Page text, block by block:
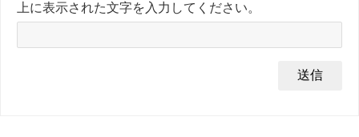
上に表示された文字を入力してください。